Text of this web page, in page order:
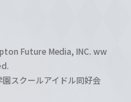
Future Media, INC. ww
スクールアイドル同好会